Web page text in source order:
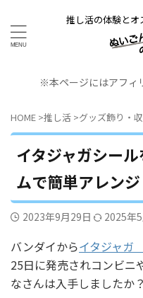
推し活の体験とオ
※本ページにはアフィ
HOME >推し活 >グッズ飾り・
イタジャガシー
ムで簡単アレンジ
2023年9月29日 2025年
バンダイからイタジャガ
25日に発売されコンビニ
なさんは入手しましたか？